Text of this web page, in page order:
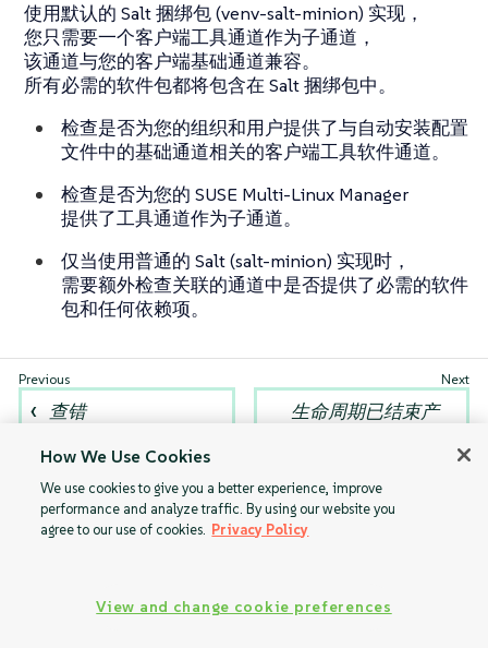
使用默认的 Salt 捆绑包 (venv-salt-minion) 实现，
您只需要一个客户端工具通道作为子通道，
该通道与您的客户端基础通道兼容。
所有必需的软件包都将包含在 Salt 捆绑包中。
检查是否为您的组织和用户提供了与自动安装配置
文件中的基础通道相关的客户端工具软件通道。
检查是否为您的 SUSE Multi-Linux Manager
提供了工具通道作为子通道。
仅当使用普通的 Salt (salt-minion) 实现时，
需要额外检查关联的通道中是否提供了必需的软件
包和任何依赖项。
查错
生命周期已结束产
How We Use Cookies
We use cookies to give you a better experience, improve
performance and analyze traffic. By using our website you
agree to our use of cookies. Privacy Policy
View and change cookie preferences